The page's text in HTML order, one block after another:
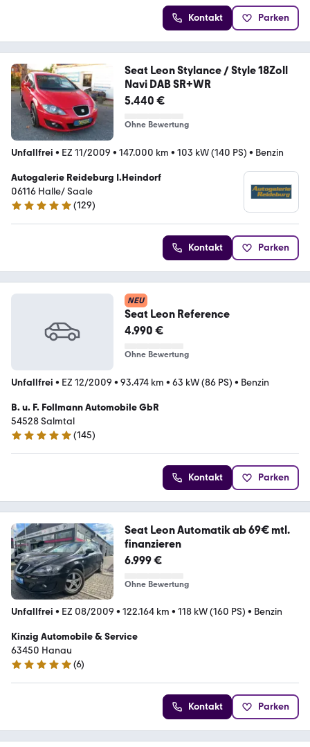
Kontakt Parken
Seat Leon Stylance / Style 18Zoll
Navi DAB SR+WR
5.440 €
Ohne Bewertung
Unfallfrei • EZ 11/2009 • 147.000 km • 103 kW (140 PS) • Benzin
Autogalerie Reideburg I.Heindorf
06116 Halle/ Saale
4.8 Sterne
(129)
Kontakt Parken
NEU
Seat Leon Reference
4.990 €
Ohne Bewertung
Unfallfrei • EZ 12/2009 • 93.474 km • 63 kW (86 PS) • Benzin
B. u. F. Follmann Automobile GbR
54528 Salmtal
5 Sterne
(145)
Kontakt Parken
Seat Leon Automatik ab 69€ mtl.
finanzieren
6.999 €
Ohne Bewertung
Unfallfrei • EZ 08/2009 • 122.164 km • 118 kW (160 PS) • Benzin
Kinzig Automobile & Service
63450 Hanau
5 Sterne
(6)
Kontakt Parken